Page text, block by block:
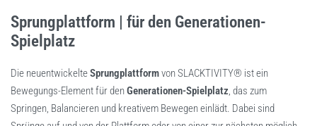
Sprungplattform | für den Generationen-
Spielplatz
Die neuentwickelteSprungplattformvon SLACKTIVITY® ist ein
Bewegungs-Element für denGenerationen-Spielplatz, das zum
Springen, Balancieren und kreativem Bewegen einlädt. Dabei sind